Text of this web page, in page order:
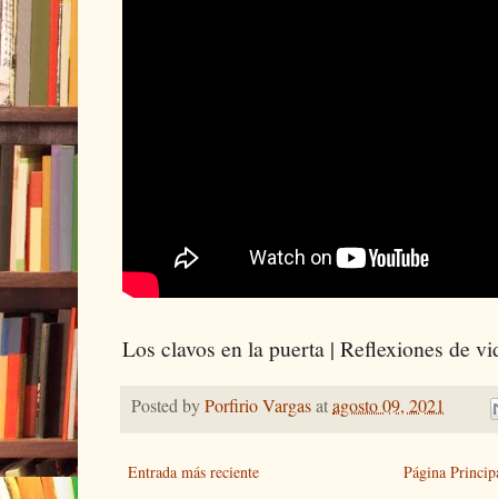
Los clavos en la puerta | Reflexiones de
Posted byPorfirio Vargasatagosto 09, 2021
Entrada más reciente Página